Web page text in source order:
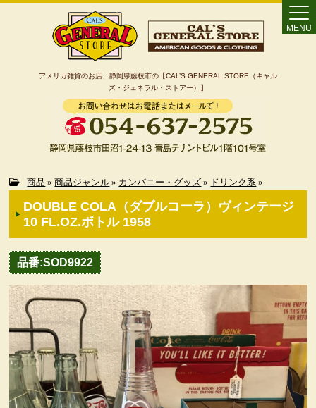
アメリカ雑貨のお店、静岡県藤枝市の【CAL’S GENERAL STORE（キャル
ズ・ジェネラル・ストアー）】
MENU
Home
カート
特定商取引法に基づく表記
カテゴリー検索
ヴィンテージ・グッズ
LIFE誌 企業広告切り抜き
商品 » 商品ジャンル » カンパニー・グッズ » ドリンク系 »
DOUBLE COLA（ダブルコーラ）ヴィンテージ
10 FL.OZ.ボトル 1958
品番:SOD9922